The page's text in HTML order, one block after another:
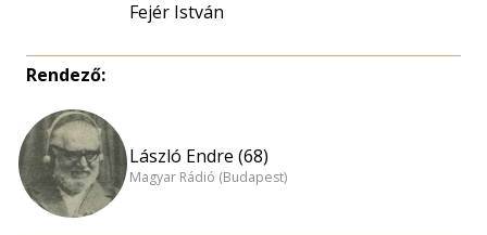
Fejér István
Rendező:
László Endre (68)
Magyar Rádió (Budapest)